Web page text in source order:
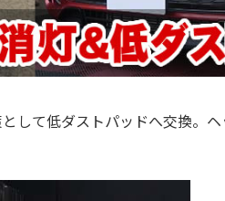
して低ダストパッドへ交換。